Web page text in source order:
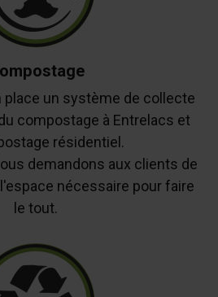
place un système de collecte
compostage à Entrelacs et
résidentiel.
demandons aux clients de
nécessaire pour faire
le tout.